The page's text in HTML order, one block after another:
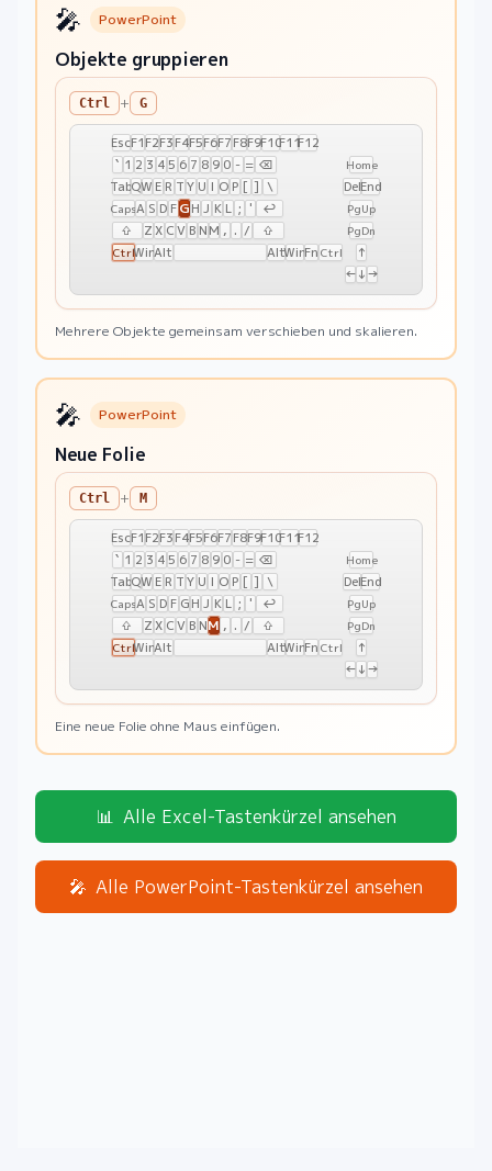
🎤 PowerPoint
Objekte gruppieren
Ctrl + G
EscF1F2F3F4F5F6F7F8F9F10F11F12
` 1 2 3 45 6 7 8 9 0 - = ⌫
TabQWE R T Y U I OP [ ] \
CapsA S D FGH J K L ; '
↩
⇧
Z X CV B NM , . / ⇧
CtrlWinAlt AltWinFn Ctrl
Home
DelEnd
PgUp
PgDn
↑
←↓→
Mehrere Objekte gemeinsam verschieben und skalieren.
🎤 PowerPoint
Neue Folie
Ctrl + M
EscF1F2F3F4F5F6F7F8F9F10F11F12
` 1 2 3 45 6 7 8 9 0 - = ⌫
TabQWE R T Y U I OP [ ] \
CapsA S D F GH J K L ; '
↩
⇧
Z X CV B NM , . / ⇧
CtrlWinAlt AltWinFn Ctrl
Home
DelEnd
PgUp
PgDn
↑
←↓→
Eine neue Folie ohne Maus einfügen.
📊 Alle Excel-Tastenkürzel ansehen
🎤 Alle PowerPoint-Tastenkürzel ansehen